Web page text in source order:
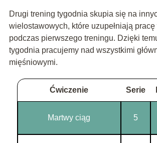
Drugi trening tygodnia skupia się na
wielostawowych, które uzupełniają
podczas pierwszego treningu. Dzięki
tygodnia pracujemy nad wszystkimi
mięśniowymi.
Ćwiczenie Serie
Martwy ciąg 5